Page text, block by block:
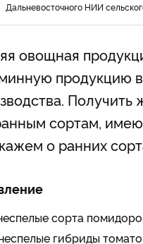
Дальневосточного НИИ
овощная
продукцию
сортам,
о ранних
сорта
гибриды